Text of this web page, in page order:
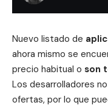
Nuevo listado de
ahora mismo se
precio habitual o son
Los desarrolladores
ofertas, por lo que